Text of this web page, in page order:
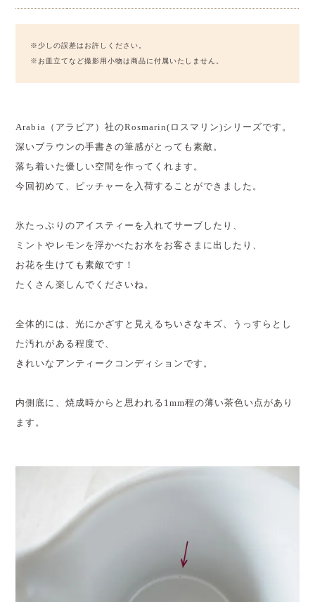
※少しの誤差はお許しください。
※お皿立てなど撮影用小物は商品に付属いたしません。
Arabia（アラビア）社のRosmarin(ロスマリン)シリーズです。
深いブラウンの手書きの筆感がとっても素敵。
落ち着いた優しい空間を作ってくれます。
今回初めて、ピッチャーを入荷することができました。
氷たっぷりのアイスティーを入れてサーブしたり、
ミントやレモンを浮かべたお水をお客さまに出したり、
お花を生けても素敵です！
たくさん楽しんでくださいね。
全体的には、光にかざすと見えるちいさなキズ、うっすらとし
た汚れがある程度で、
きれいなアンティークコンディションです。
内側底に、焼成時からと思われる1mm程の薄い茶色い点があり
ます。